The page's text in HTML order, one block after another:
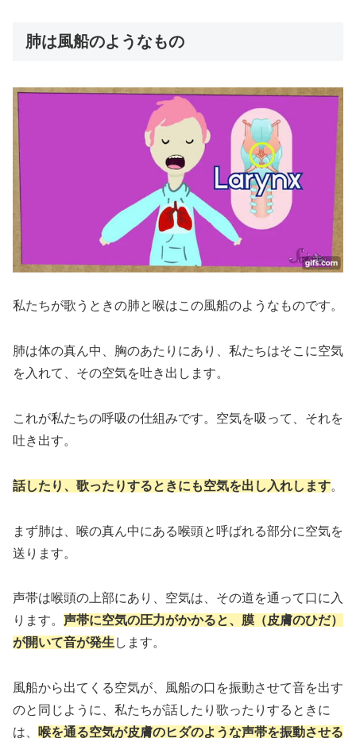
肺は風船のようなもの
私たちが歌うときの肺と喉はこの風船のようなものです。
肺は体の真ん中、胸のあたりにあり、私たちはそこに空気
を入れて、その空気を吐き出します。
これが私たちの呼吸の仕組みです。空気を吸って、それを
吐き出す。
話したり、歌ったりするときにも空気を出し入れします。
まず肺は、喉の真ん中にある喉頭と呼ばれる部分に空気を
送ります。
声帯は喉頭の上部にあり、空気は、その道を通って口に入
ります。 声帯に空気の圧力がかかると、膜（皮膚のひだ）
が開いて音が発生 します。
風船から出てくる空気が、風船の口を振動させて音を出す
のと同じように、私たちが話したり歌ったりするときに
は、
喉を通る空気が皮膚のヒダのような声帯を振動させる